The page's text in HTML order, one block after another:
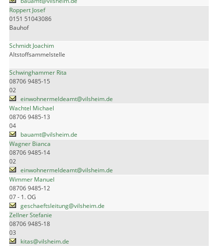
Roppert Josef
0151 51043086
Bauhof
Schmidt Joachim
Altstoffsammelstelle
Schwinghammer Rita
08706 9485-15
02
einwohnermeldeamt@vilsheim.de
Wachtel Michael
08706 9485-13
04
bauamt@vilsheim.de
Wagner Bianca
08706 9485-14
02
einwohnermeldeamt@vilsheim.de
Wimmer Manuel
08706 9485-12
07 - 1. OG
geschaeftsleitung@vilsheim.de
Zellner Stefanie
08706 9485-18
03
kitas@vilsheim.de